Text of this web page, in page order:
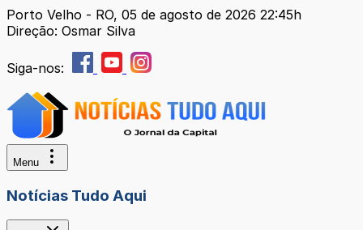
Porto Velho - RO, 05 de agosto de 2026 22:45h
Direção: Osmar Silva
Siga-nos:
Menu
Notícias Tudo Aqui